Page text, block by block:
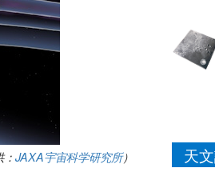
：JAXA宇宙科学研究所） 天